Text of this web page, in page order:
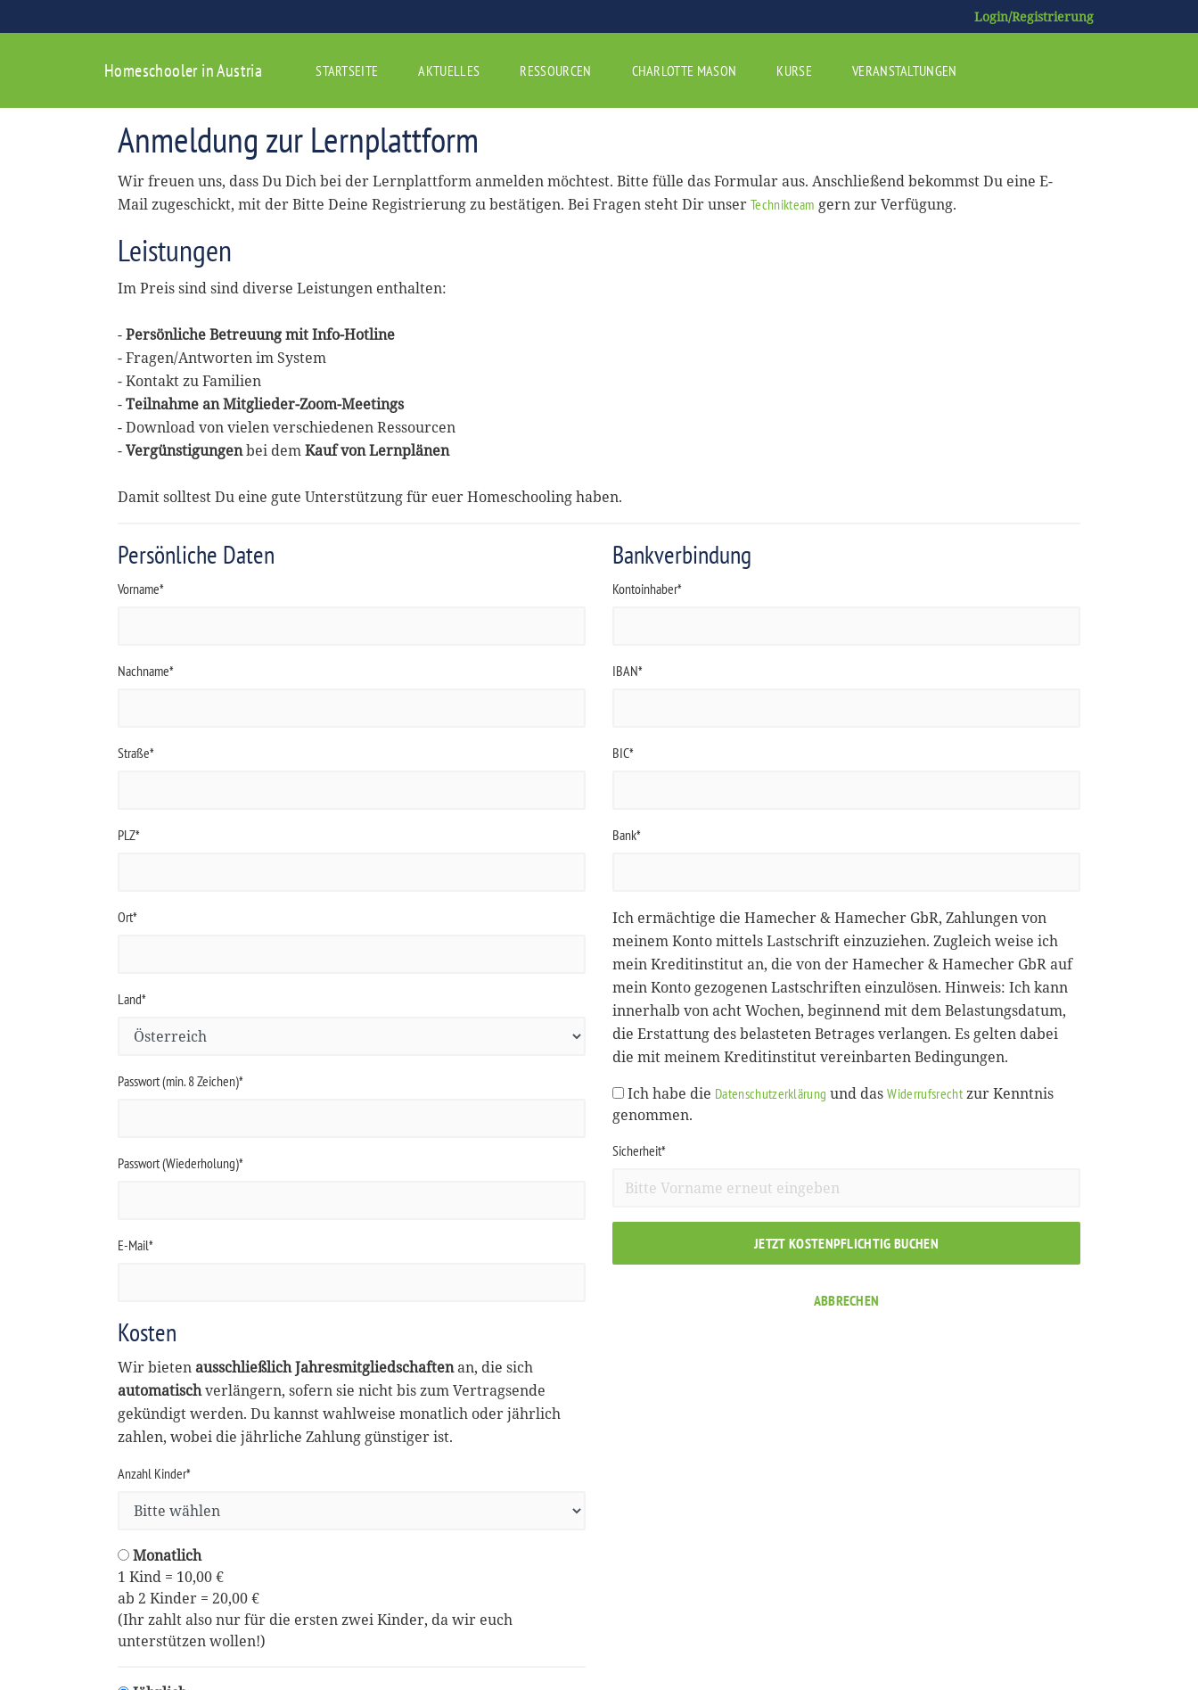
Login/Registrierung
Homeschooler in Austria STARTSEITE AKTUELLES RESSOURCEN CHARLOTTE MASON KURSE VERANSTALTUNGEN
Anmeldung zur Lernplattform
Wir freuen uns, dass Du Dich bei der Lernplattform anmelden möchtest. Bitte fülle das Formular aus. Anschließend bekommst Du eine E-
Mail zugeschickt, mit der Bitte Deine Registrierung zu bestätigen. Bei Fragen steht Dir unser Technikteam gern zur Verfügung.
Leistungen
Im Preis sind sind diverse Leistungen enthalten:
-Persönliche Betreuung mit Info-Hotline
- Fragen/Antworten im System
- Kontakt zu Familien
-Teilnahme an Mitglieder-Zoom-Meetings
- Download von vielen verschiedenen Ressourcen
-Vergünstigungenbei demKauf von Lernplänen
Damit solltest Du eine gute Unterstützung für euer Homeschooling haben.
Persönliche Daten
Vorname*
Nachname*
Straße*
PLZ*
Ort*
Land*
Passwort (min. 8 Zeichen)*
Passwort (Wiederholung)*
E-Mail*
Kosten
Wir bietenausschließlich Jahresmitgliedschaftenan, die sich
automatischverlängern, sofern sie nicht bis zum Vertragsende
gekündigt werden. Du kannst wahlweise monatlich oder jährlich
zahlen, wobei die jährliche Zahlung günstiger ist.
Anzahl Kinder*
Monatlich
1 Kind = 10,00 €
ab 2 Kinder = 20,00 €
(Ihr zahlt also nur für die ersten zwei Kinder, da wir euch
unterstützen wollen!)
Bankverbindung
Kontoinhaber*
IBAN*
BIC*
Bank*
Ich ermächtige die Hamecher & Hamecher GbR, Zahlungen von
meinem Konto mittels Lastschrift einzuziehen. Zugleich weise ich
mein Kreditinstitut an, die von der Hamecher & Hamecher GbR auf
mein Konto gezogenen Lastschriften einzulösen. Hinweis: Ich kann
innerhalb von acht Wochen, beginnend mit dem Belastungsdatum,
die Erstattung des belasteten Betrages verlangen. Es gelten dabei
die mit meinem Kreditinstitut vereinbarten Bedingungen.
Ich habe die Datenschutzerklärung und dasWiderrufsrechtzur Kenntnis
genommen.
Sicherheit*
JETZT KOSTENPFLICHTIG BUCHEN
ABBRECHEN